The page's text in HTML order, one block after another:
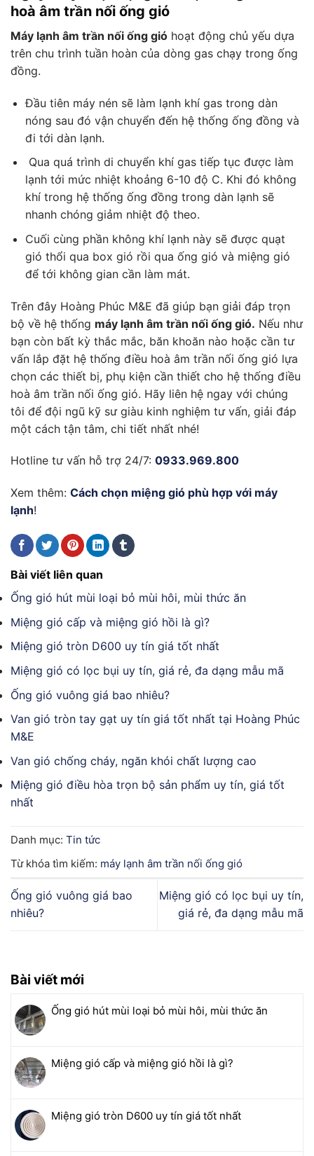
hoà âm trần nối ống gió
Máy lạnh âm trần nối ống gió hoạt động chủ yếu dựa
trên chu trình tuần hoàn của dòng gas chạy trong ống
đồng.
Đầu tiên máy nén sẽ làm lạnh khí gas trong dàn
nóng sau đó vận chuyển đến hệ thống ống đồng và
đi tới dàn lạnh.
Qua quá trình di chuyển khí gas tiếp tục được làm
lạnh tới mức nhiệt khoảng 6-10 độ C. Khi đó không
khí trong hệ thống ống đồng trong dàn lạnh sẽ
nhanh chóng giảm nhiệt độ theo.
Cuối cùng phần không khí lạnh này sẽ được quạt
gió thổi qua box gió rồi qua ống gió và miệng gió
để tới không gian cần làm mát.
Trên đây Hoàng Phúc M&E đã giúp bạn giải đáp trọn
bộ về hệ thống máy lạnh âm trần nối ống gió. Nếu như
bạn còn bất kỳ thắc mắc, băn khoăn nào hoặc cần tư
vấn lắp đặt hệ thống điều hoà âm trần nối ống gió lựa
chọn các thiết bị, phụ kiện cần thiết cho hệ thống điều
hoà âm trần nối ống gió. Hãy liên hệ ngay với chúng
tôi để đội ngũ kỹ sư giàu kinh nghiệm tư vấn, giải đáp
một cách tận tâm, chi tiết nhất nhé!
Hotline tư vấn hỗ trợ 24/7: 0933.969.800
Xem thêm: Cách chọn miệng gió phù hợp với máy
lạnh!
Bài viết liên quan
Ống gió hút mùi loại bỏ mùi hôi, mùi thức ăn
Miệng gió cấp và miệng gió hồi là gì?
Miệng gió tròn D600 uy tín giá tốt nhất
Miệng gió có lọc bụi uy tín, giá rẻ, đa dạng mẫu mã
Ống gió vuông giá bao nhiêu?
Van gió tròn tay gạt uy tín giá tốt nhất tại Hoàng Phúc
M&E
Van gió chống cháy, ngăn khói chất lượng cao
Miệng gió điều hòa trọn bộ sản phẩm uy tín, giá tốt
nhất
Danh mục: Tin tức
Từ khóa tìm kiếm: máy lạnh âm trần nối ống gió
Ống gió vuông giá bao
nhiêu?
Miệng gió có lọc bụi uy tín,
giá rẻ, đa dạng mẫu mã
Bài viết mới
Ống gió hút mùi loại bỏ mùi hôi, mùi thức ăn
Miệng gió cấp và miệng gió hồi là gì?
Miệng gió tròn D600 uy tín giá tốt nhất